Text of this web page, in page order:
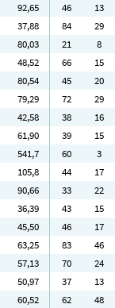
92,65 46 13
37,88 84 29
80,03 21 8
48,52 66 15
80,54 45 20
79,29 72 29
42,58 38 16
61,90 39 15
541,7 60 3
105,8 44 17
90,66 33 22
36,39 43 15
45,50 46 17
63,25 83 46
57,13 70 24
50,97 37 13
60,52 62 48